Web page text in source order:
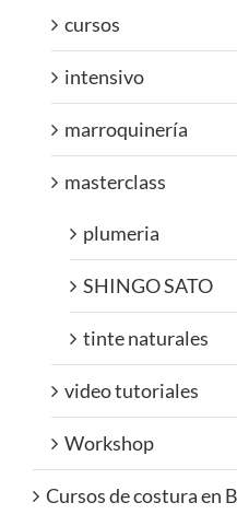
cursos
intensivo
marroquinería
masterclass
plumeria
SHINGO SATO
tinte naturales
video tutoriales
Workshop
Cursos de costura en